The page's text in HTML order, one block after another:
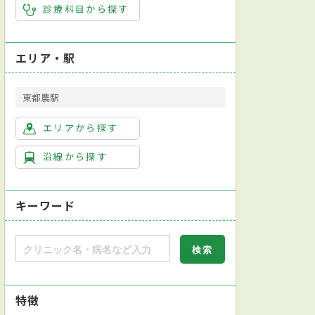
診療科目から探す
エリア・駅
東都農駅
エリアから探す
沿線から探す
キーワード
特徴